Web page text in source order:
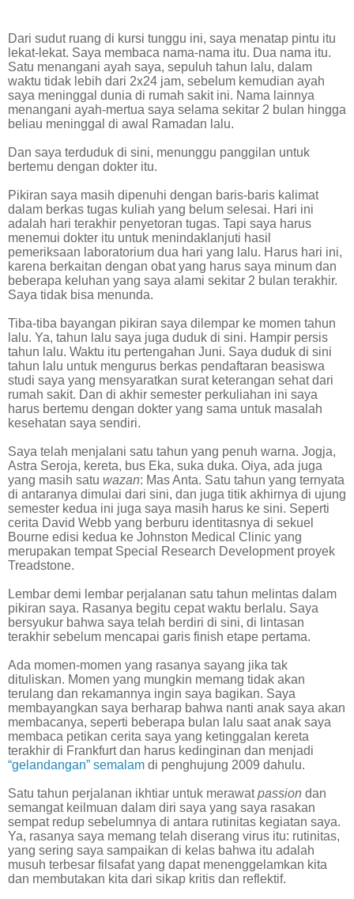
Dari sudut ruang di kursi tunggu ini, saya menatap pintu itu
lekat-lekat. Saya membaca nama-nama itu. Dua nama itu.
Satu menangani ayah saya, sepuluh tahun lalu, dalam
waktu tidak lebih dari 2x24 jam, sebelum kemudian ayah
saya meninggal dunia di rumah sakit ini. Nama lainnya
menangani ayah-mertua saya selama sekitar 2 bulan hingga
beliau meninggal di awal Ramadan lalu.
Dan saya terduduk di sini, menunggu panggilan untuk
bertemu dengan dokter itu.
Pikiran saya masih dipenuhi dengan baris-baris kalimat
dalam berkas tugas kuliah yang belum selesai. Hari ini
adalah hari terakhir penyetoran tugas. Tapi saya harus
menemui dokter itu untuk menindaklanjuti hasil
pemeriksaan laboratorium dua hari yang lalu. Harus hari ini,
karena berkaitan dengan obat yang harus saya minum dan
beberapa keluhan yang saya alami sekitar 2 bulan terakhir.
Saya tidak bisa menunda.
Tiba-tiba bayangan pikiran saya dilempar ke momen tahun
lalu. Ya, tahun lalu saya juga duduk di sini. Hampir persis
tahun lalu. Waktu itu pertengahan Juni. Saya duduk di sini
tahun lalu untuk mengurus berkas pendaftaran beasiswa
studi saya yang mensyaratkan surat keterangan sehat dari
rumah sakit. Dan di akhir semester perkuliahan ini saya
harus bertemu dengan dokter yang sama untuk masalah
kesehatan saya sendiri.
Saya telah menjalani satu tahun yang penuh warna. Jogja,
Astra Seroja, kereta, bus Eka, suka duka. Oiya, ada juga
yang masih satu wazan: Mas Anta. Satu tahun yang ternyata
di antaranya dimulai dari sini, dan juga titik akhirnya di ujung
semester kedua ini juga saya masih harus ke sini. Seperti
cerita David Webb yang berburu identitasnya di sekuel
Bourne edisi kedua ke Johnston Medical Clinic yang
merupakan tempat Special Research Development proyek
Treadstone.
Lembar demi lembar perjalanan satu tahun melintas dalam
pikiran saya. Rasanya begitu cepat waktu berlalu. Saya
bersyukur bahwa saya telah berdiri di sini, di lintasan
terakhir sebelum mencapai garis finish etape pertama.
Ada momen-momen yang rasanya sayang jika tak
dituliskan. Momen yang mungkin memang tidak akan
terulang dan rekamannya ingin saya bagikan. Saya
membayangkan saya berharap bahwa nanti anak saya akan
membacanya, seperti beberapa bulan lalu saat anak saya
membaca petikan cerita saya yang ketinggalan kereta
terakhir di Frankfurt dan harus kedinginan dan menjadi
“gelandangan” semalam di penghujung 2009 dahulu.
Satu tahun perjalanan ikhtiar untuk merawatpassion dan
semangat keilmuan dalam diri saya yang saya rasakan
sempat redup sebelumnya di antara rutinitas kegiatan saya.
Ya, rasanya saya memang telah diserang virus itu: rutinitas,
yang sering saya sampaikan di kelas bahwa itu adalah
musuh terbesar filsafat yang dapat menenggelamkan kita
dan membutakan kita dari sikap kritis dan reflektif.